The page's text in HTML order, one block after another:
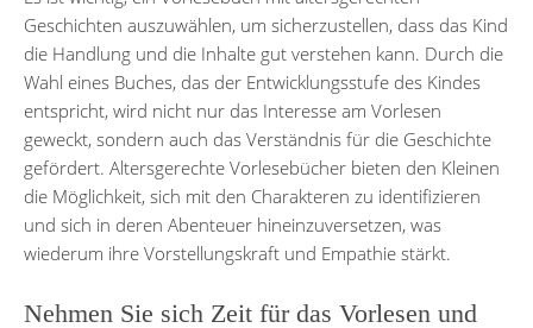
Geschichten auszuwählen, um sicherzustellen, dass das Kind
die Handlung und die Inhalte gut verstehen kann. Durch die
Wahl eines Buches, das der Entwicklungsstufe des Kindes
entspricht, wird nicht nur das Interesse am Vorlesen
geweckt, sondern auch das Verständnis für die Geschichte
gefördert. Altersgerechte Vorlesebücher bieten den Kleinen
die Möglichkeit, sich mit den Charakteren zu identifizieren
und sich in deren Abenteuer hineinzuversetzen, was
wiederum ihre Vorstellungskraft und Empathie stärkt.
Nehmen Sie sich Zeit für das Vorlesen und